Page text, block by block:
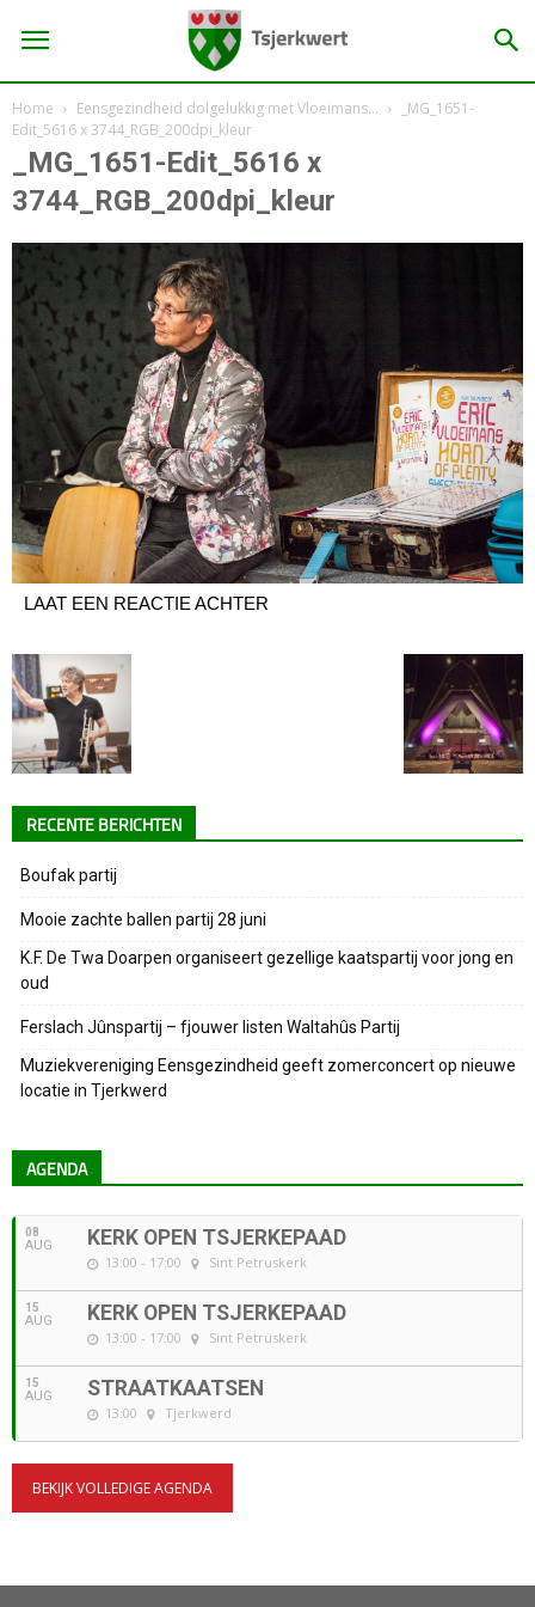
Home Eensgezindheid dolgelukkig met Vloeimans…
_MG_1651-
Edit_5616 x 3744_RGB_200dpi_kleur
_MG_1651-Edit_5616 x
3744_RGB_200dpi_kleur
LAAT EEN REACTIE ACHTER
RECENTE BERICHTEN
Boufak partij
Mooie zachte ballen partij 28 juni
K.F. De Twa Doarpen organiseert gezellige kaatspartij voor jong en
oud
Ferslach Jûnspartij – fjouwer listen Waltahûs Partij
Muziekvereniging Eensgezindheid geeft zomerconcert op nieuwe
locatie in Tjerkwerd
AGENDA
08
AUG KERK OPEN TSJERKEPAAD
13:00 - 17:00 Sint Petruskerk
15
AUG KERK OPEN TSJERKEPAAD
13:00 - 17:00 Sint Petruskerk
15
AUG STRAATKAATSEN
13:00 Tjerkwerd
BEKIJK VOLLEDIGE AGENDA